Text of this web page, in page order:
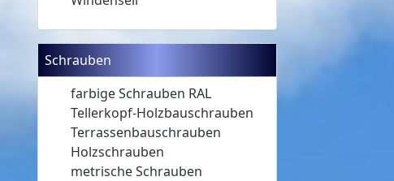
Schrauben
farbige Schrauben RAL
Tellerkopf-Holzbauschrauben
Terrassenbauschrauben
Holzschrauben
metrische Schrauben